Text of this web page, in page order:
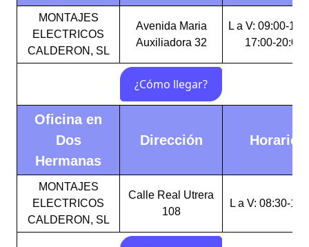
MONTAJES
ELECTRICOS
CALDERON, SL
Avenida Maria
Auxiliadora 32
L a V: 09:00-
17:00-20:00
Oficina en
Dos
Hermanas
Dirección Horario
MONTAJES
ELECTRICOS
CALDERON, SL
Calle Real Utrera
108
L a V: 08:30-